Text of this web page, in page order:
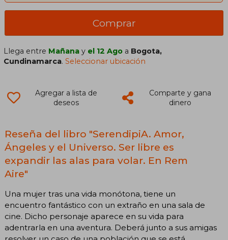
Comprar
Llega entre Mañana y el 12 Ago a Bogota,
Cundinamarca.Seleccionar ubicación
Agregar a lista de
deseos
Comparte y gana
dinero
Reseña del libro "SerendipiA. Amor,
Ángeles y el Universo. Ser libre es
expandir las alas para volar. En Rem
Aire"
Una mujer tras una vida monótona, tiene un
encuentro fantástico con un extraño en una sala de
cine. Dicho personaje aparece en su vida para
adentrarla en una aventura. Deberá junto a sus amigas